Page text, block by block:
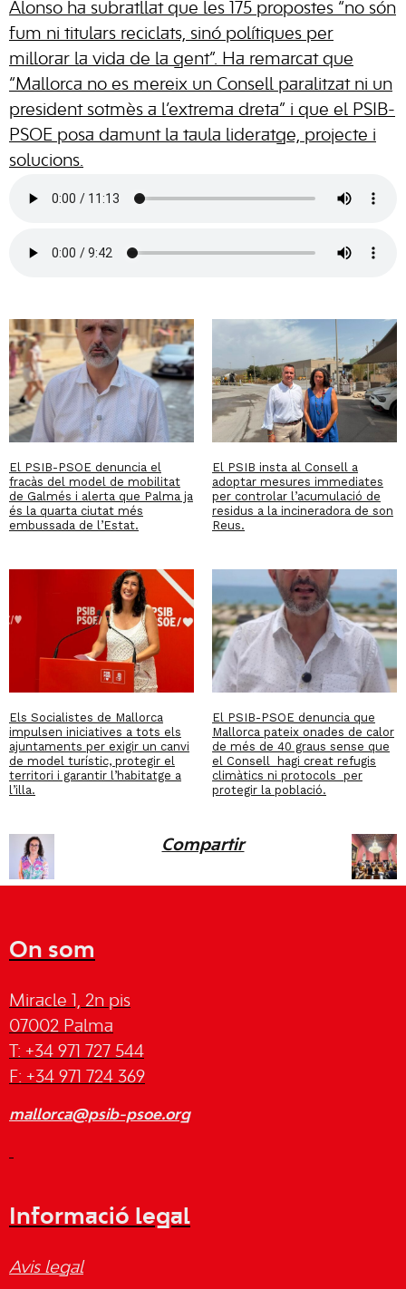
Alonso ha subratllat que les 175 propostes “no són
fum ni titulars reciclats, sinó polítiques per
millorar la vida de la gent”. Ha remarcat que
“Mallorca no es mereix un Consell paralitzat ni un
president sotmès a l’extrema dreta” i que el PSIB-
PSOE posa damunt la taula lideratge, projecte i
solucions.
El PSIB-PSOE denuncia el
fracàs del model de mobilitat
de Galmés i alerta que Palma ja
és la quarta ciutat més
embussada de l’Estat.
El PSIB insta al Consell a
adoptar mesures immediates
per controlar l’acumulació de
residus a la incineradora de son
Reus.
Els Socialistes de Mallorca
impulsen iniciatives a tots els
ajuntaments per exigir un canvi
de model turístic, protegir el
territori i garantir l’habitatge a
l’illa.
El PSIB-PSOE denuncia que
Mallorca pateix onades de calor
de més de 40 graus sense que
el Consell hagi creat refugis
climàtics ni protocols per
protegir la població.
Compartir
On som
Miracle 1, 2n pis
07002 Palma
T: +34 971 727 544
F: +34 971 724 369
mallorca@psib-psoe.org
Informació legal
Avis legal